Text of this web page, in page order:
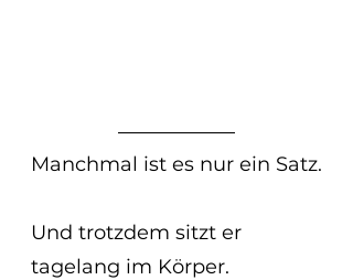
Manchmal ist es nur ein Satz.
Und trotzdem sitzt er
tagelang im Körper.